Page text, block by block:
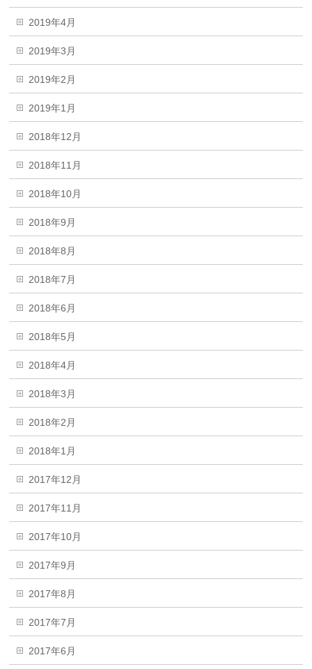
2019年4月
2019年3月
2019年2月
2019年1月
2018年12月
2018年11月
2018年10月
2018年9月
2018年8月
2018年7月
2018年6月
2018年5月
2018年4月
2018年3月
2018年2月
2018年1月
2017年12月
2017年11月
2017年10月
2017年9月
2017年8月
2017年7月
2017年6月